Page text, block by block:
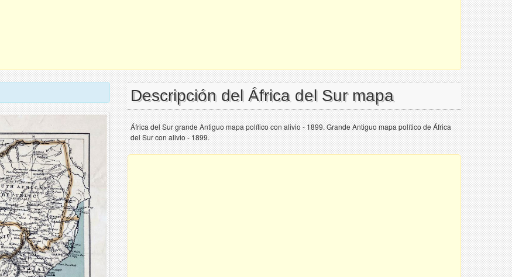
Descripción del África del Sur mapa
África del Sur grande Antiguo mapa político con alivio - 1899. Grande Antiguo mapa político de África
del Sur con alivio - 1899.